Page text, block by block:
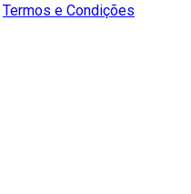
Termos e Condições